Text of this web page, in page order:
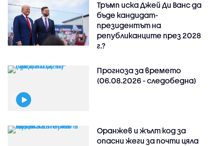
Тръмп иска Джей Ди Ванс да
бъде кандидат-
президентът на
републиканците през 2028
г.?
Прогноза за времето
(06.08.2026 - следобедна)
Оранжев и жълт код за
опасни жеги за почти цяла